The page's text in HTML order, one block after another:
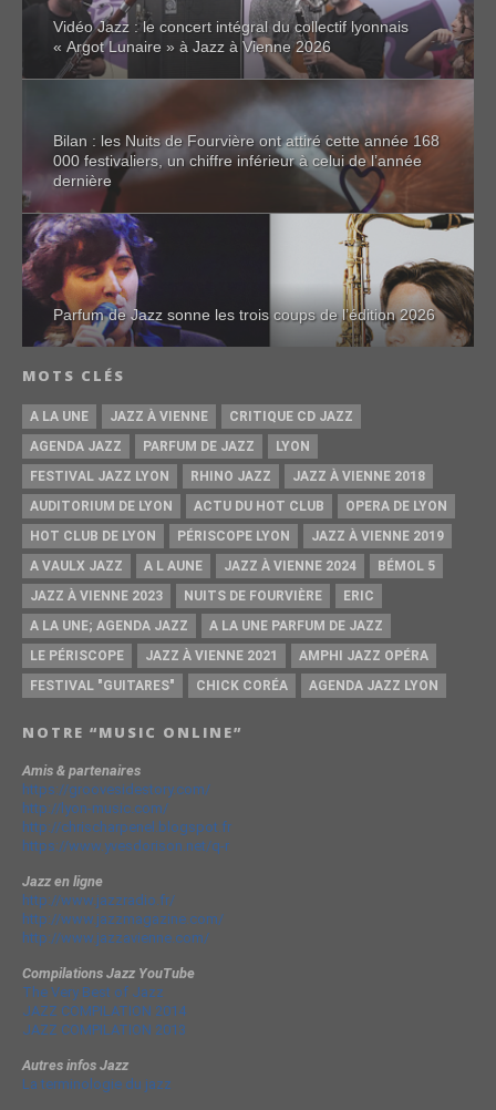
Vidéo Jazz : le concert intégral du collectif lyonnais
« Argot Lunaire » à Jazz à Vienne 2026
Bilan : les Nuits de Fourvière ont attiré cette année 168
000 festivaliers, un chiffre inférieur à celui de l’année
dernière
Parfum de Jazz sonne les trois coups de l’édition 2026
MOTS CLÉS
A LA UNE JAZZ À VIENNE
CRITIQUE CD JAZZ
AGENDA JAZZ
PARFUM DE JAZZ
LYON
FESTIVAL JAZZ LYON
RHINO JAZZ
JAZZ À VIENNE 2018
AUDITORIUM DE LYON
ACTU DU HOT CLUB
OPERA DE LYON
HOT CLUB DE LYON
PÉRISCOPE LYON
JAZZ À VIENNE 2019
A VAULX JAZZ
A L AUNE JAZZ À VIENNE 2024
BÉMOL 5
JAZZ À VIENNE 2023
NUITS DE FOURVIÈRE
ERIC
A LA UNE; AGENDA JAZZ
A LA UNE PARFUM DE JAZZ
LE PÉRISCOPE
JAZZ À VIENNE 2021
AMPHI JAZZ OPÉRA
FESTIVAL "GUITARES"
CHICK CORÉA AGENDA JAZZ LYON
NOTRE “MUSIC ONLINE”
Amis & partenaires
https://groovesidestory.com/
http://lyon-music.com/
http://chrischarpenel.blogspot.fr
https://www.yvesdorison.net/q-r
Jazz en ligne
http://www.jazzradio.fr/
http://www.jazzmagazine.com/
http://www.jazzavienne.com/
Compilations Jazz YouTube
The Very Best of Jazz
JAZZ COMPILATION 2014
JAZZ COMPILATION 2013
Autres infos Jazz
La terminologie du jazz